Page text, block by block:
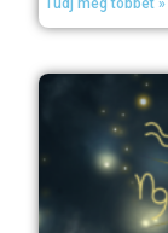
Tudj meg többet »